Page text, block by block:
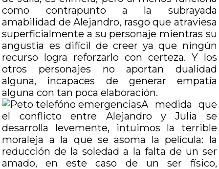
como contrapunto a la subrayada
amabilidad de Alejandro, rasgo que atraviesa
superficialmente a su personaje mientras su
angustia es difícil de creer ya que ningún
recurso logra reforzarlo con certeza. Y los
otros personajes no aportan dualidad
alguna, incapaces de generar empatía
alguna con tan poca elaboración.
A medida que
el conflicto entre Alejandro y Julia se
desarrolla levemente, intuimos la terrible
moraleja a la que se asoma la película: la
reducción de la soledad a la falta de un ser
amado, en este caso de un ser físico,